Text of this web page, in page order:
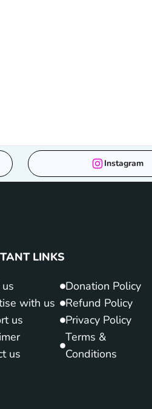
Instagram
LINKS
with us
us
us
Donation Policy
Refund Policy
Privacy Policy
Terms &
Conditions